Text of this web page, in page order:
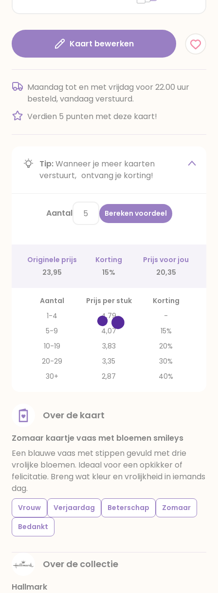
Kaart bewerken
Maandag tot en met vrijdag voor 22.00 uur
besteld, vandaag verstuurd.
Verdien 5 punten met deze kaart!
Tip:Wanneer je meer kaarten
verstuurt, ontvang je korting!
Aantal Bereken voordeel
Originele prijs Korting
Prijs voor jou
23,95
15% 20,35
Aantal Prijs per stuk
Korting
1-4
4,79
-
5-9
4,07
15%
10-19
3,83
20%
20-29
3,35
30%
30+
2,87 40%
Over de kaart
Zomaar kaartje vaas met bloemen smileys
Een blauwe vaas met stippen gevuld met drie
vrolijke bloemen. Ideaal voor een opkikker of
felicitatie. Breng wat kleur en vrolijkheid in iemands
dag.
Vrouw Verjaardag Beterschap
Zomaar
Bedankt
Over de collectie
Hallmark